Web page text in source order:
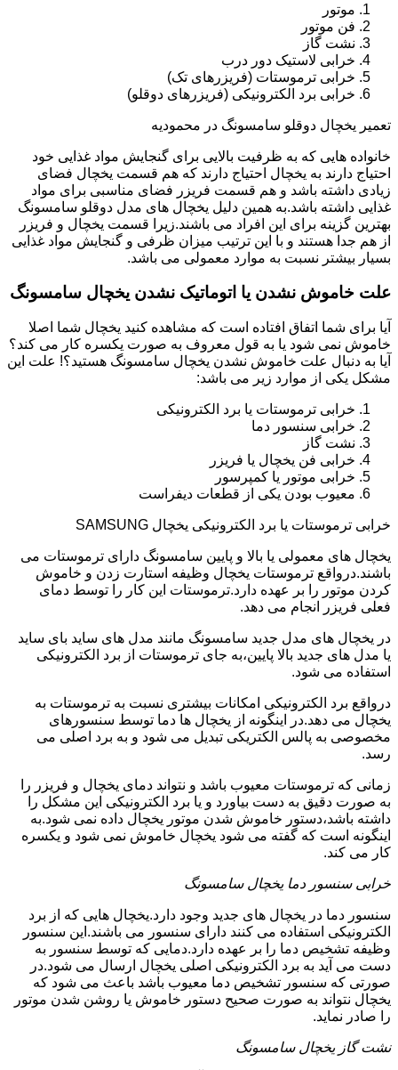
موتور
فن موتور
نشت گاز
خرابی لاستیک دور درب
خرابی ترموستات (فریزرهای تک)
خرابی برد الکترونیکی (فریزرهای دوقلو)
تعمیر یخچال دوقلو سامسونگ در محمودیه
خانواده هایی که به ظرفیت بالایی برای گنجایش مواد غذایی خود
احتیاج دارند به یخچال احتیاج دارند که هم قسمت یخچال فضای
زیادی داشته باشد و هم قسمت فریزر فضای مناسبی برای مواد
غذایی داشته باشد.به همین دلیل یخچال های مدل دوقلو سامسونگ
بهترین گزینه برای این افراد می باشند.زیرا قسمت یخچال و فریزر
از هم جدا هستند و با این ترتیب میزان ظرفی و گنجایش مواد غذایی
بسیار بیشتر نسبت به موارد معمولی می باشد.
علت خاموش نشدن یا اتوماتیک نشدن یخچال سامسونگ
آیا برای شما اتفاق افتاده است که مشاهده کنید یخچال شما اصلا
خاموش نمی شود یا به قول معروف به صورت یکسره کار می کند؟
آیا به دنبال علت خاموش نشدن یخچال سامسونگ هستید؟! علت این
مشکل یکی از موارد زیر می باشد:
خرابی ترموستات یا برد الکترونیکی
خرابی سنسور دما
نشت گاز
خرابی فن یخچال یا فریزر
خرابی موتور یا کمپرسور
معیوب بودن یکی از قطعات دیفراست
خرابی ترموستات یا برد الکترونیکی یخچال SAMSUNG
یخچال های معمولی یا بالا و پایین سامسونگ دارای ترموستات می
باشند.درواقع ترموستات یخچال وظیفه استارت زدن و خاموش
کردن موتور را بر عهده دارد.ترموستات این کار را توسط دمای
فعلی فریزر انجام می دهد.
در یخچال های مدل جدید سامسونگ مانند مدل های ساید بای ساید
یا مدل های جدید بالا پایین،به جای ترموستات از برد الکترونیکی
استفاده می شود.
درواقع برد الکترونیکی امکانات بیشتری نسبت به ترموستات به
یخچال می دهد.در اینگونه از یخچال ها دما توسط سنسورهای
مخصوصی به پالس الکتریکی تبدیل می شود و به برد اصلی می
رسد.
زمانی که ترموستات معیوب باشد و نتواند دمای یخچال و فریزر را
به صورت دقیق به دست بیاورد و یا برد الکترونیکی این مشکل را
داشته باشد،دستور خاموش شدن موتور یخچال داده نمی شود.به
اینگونه است که گفته می شود یخچال خاموش نمی شود و یکسره
کار می کند.
خرابی سنسور دما یخچال سامسونگ
سنسور دما در یخچال های جدید وجود دارد.یخچال هایی که از برد
الکترونیکی استفاده می کنند دارای سنسور می باشند.این سنسور
وظیفه تشخیص دما را بر عهده دارد.دمایی که توسط سنسور به
دست می آید به برد الکترونیکی اصلی یخچال ارسال می شود.در
صورتی که سنسور تشخیص دما معیوب باشد باعث می شود که
یخچال نتواند به صورت صحیح دستور خاموش یا روشن شدن موتور
را صادر نماید.
نشت گاز یخچال سامسونگ